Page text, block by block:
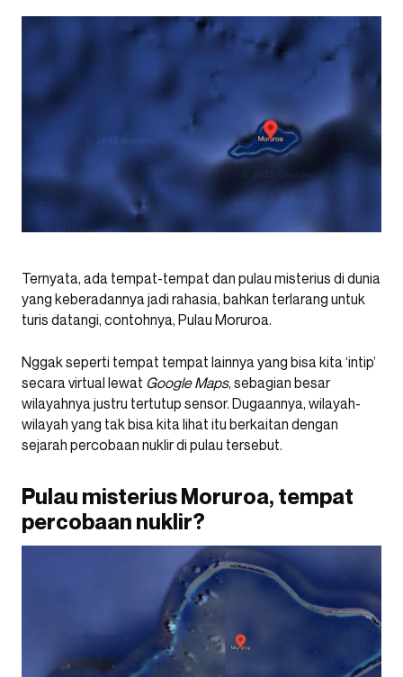
Ternyata, ada tempat-tempat dan pulau misterius di dunia
yang keberadannya jadi rahasia, bahkan terlarang untuk
turis datangi, contohnya, Pulau Moruroa.
Nggak seperti tempat tempat lainnya yang bisa kita ‘intip’
secara virtual lewat Google Maps, sebagian besar
wilayahnya justru tertutup sensor. Dugaannya, wilayah-
wilayah yang tak bisa kita lihat itu berkaitan dengan
sejarah percobaan nuklir di pulau tersebut.
Pulau misterius Moruroa, tempat
percobaan nuklir?